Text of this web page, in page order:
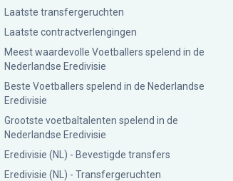
Laatste transfergeruchten
Laatste contractverlengingen
Meest waardevolle Voetballers spelend in de
Nederlandse Eredivisie
Beste Voetballers spelend in de Nederlandse
Eredivisie
Grootste voetbaltalenten spelend in de
Nederlandse Eredivisie
Eredivisie (NL) - Bevestigde transfers
Eredivisie (NL) - Transfergeruchten